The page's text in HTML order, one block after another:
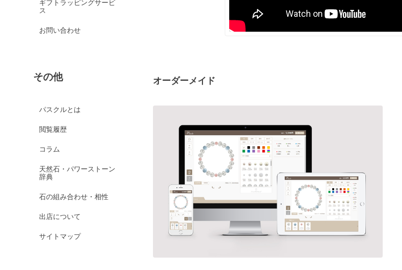
ギフトラッピングサービ
ス
お問い合わせ
その他
パスクルとは
閲覧履歴
コラム
天然石・パワーストーン
辞典
石の組み合わせ・相性
出店について
サイトマップ
オーダーメイド